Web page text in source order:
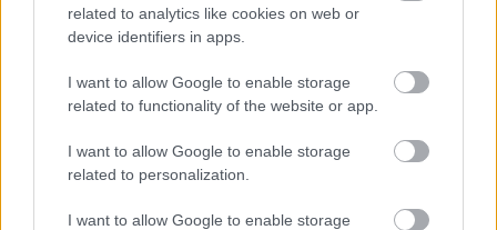
related to analytics like cookies on web or
device identifiers in apps.
I want to allow Google to enable storage
related to functionality of the website or app.
I want to allow Google to enable storage
related to personalization.
I want to allow Google to enable storage
MEST LEST
FLERE ARTIKLER